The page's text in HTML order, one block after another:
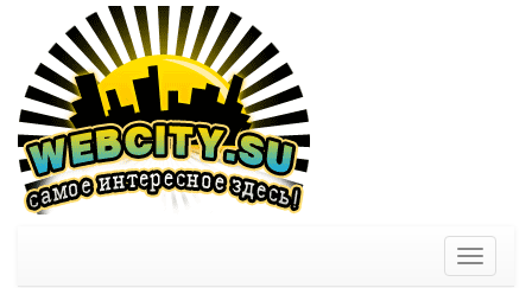
Toggle